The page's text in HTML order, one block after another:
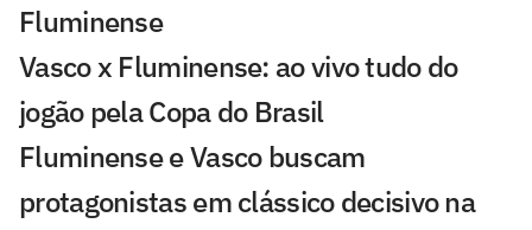
Fluminense
Vasco x Fluminense: ao vivo tudo do
jogão pela Copa do Brasil
Fluminense e Vasco buscam
protagonistas em clássico decisivo na